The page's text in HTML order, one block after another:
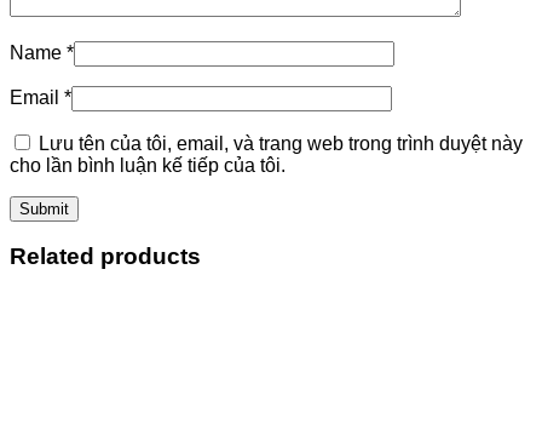
Name *
Email *
Lưu tên của tôi, email, và trang web trong trình duyệt này
cho lần bình luận kế tiếp của tôi.
Related products